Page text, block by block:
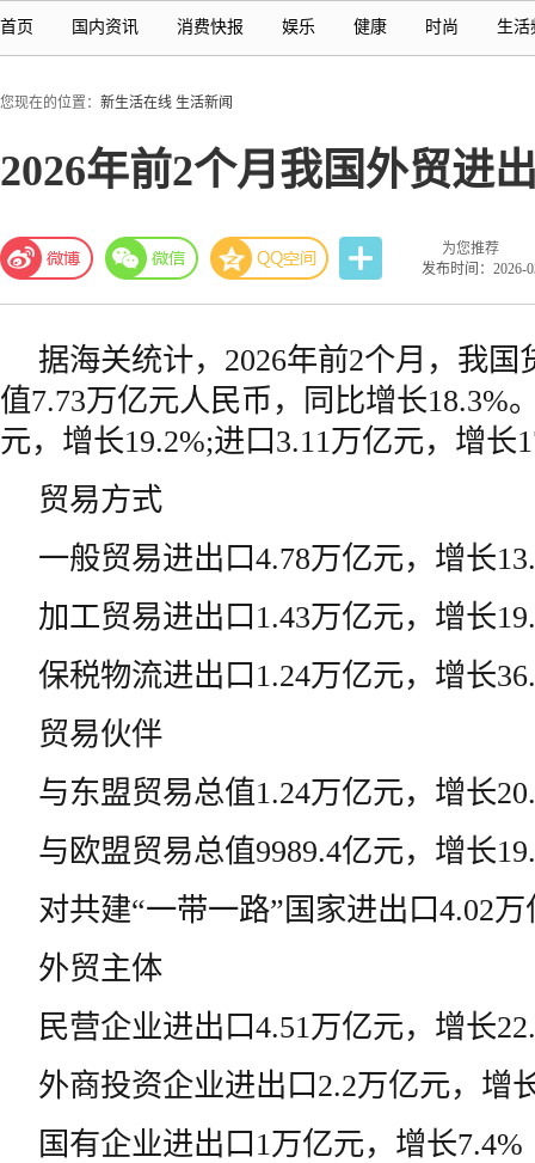
首页 国内资讯 消费快报 娱乐 健康 时尚 生活
您现在的位置： 新生活在线 生活新闻
2026年前2个月我国外贸进
为您推荐
发布时间：2026-
据海关统计，2026年前2个月，我国
值7.73万亿元人民币，同比增长18.3%
元，增长19.2%;进口3.11万亿元，增长
贸易方式
一般贸易进出口4.78万亿元，增长
加工贸易进出口1.43万亿元，增长
保税物流进出口1.24万亿元，增长
贸易伙伴
与东盟贸易总值1.24万亿元，增长
与欧盟贸易总值9989.4亿元，增长
对共建“一带一路”国家进出口4.02
外贸主体
民营企业进出口4.51万亿元，增长
外商投资企业进出口2.2万亿元，增
国有企业进出口1万亿元，增长7.4%